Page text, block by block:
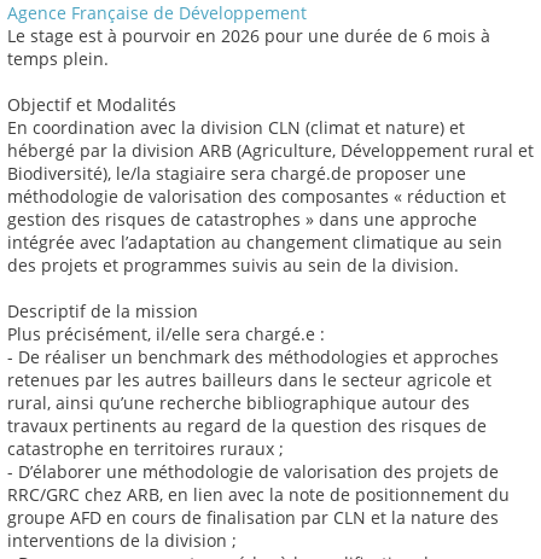
Agence Française de Développement
Le stage est à pourvoir en 2026 pour une durée de 6 mois à
temps plein.
Objectif et Modalités
En coordination avec la division CLN (climat et nature) et
hébergé par la division ARB (Agriculture, Développement rural et
Biodiversité), le/la stagiaire sera chargé.de proposer une
méthodologie de valorisation des composantes « réduction et
gestion des risques de catastrophes » dans une approche
intégrée avec l’adaptation au changement climatique au sein
des projets et programmes suivis au sein de la division.
Descriptif de la mission
Plus précisément, il/elle sera chargé.e :
- De réaliser un benchmark des méthodologies et approches
retenues par les autres bailleurs dans le secteur agricole et
rural, ainsi qu’une recherche bibliographique autour des
travaux pertinents au regard de la question des risques de
catastrophe en territoires ruraux ;
- D’élaborer une méthodologie de valorisation des projets de
RRC/GRC chez ARB, en lien avec la note de positionnement du
groupe AFD en cours de finalisation par CLN et la nature des
interventions de la division ;